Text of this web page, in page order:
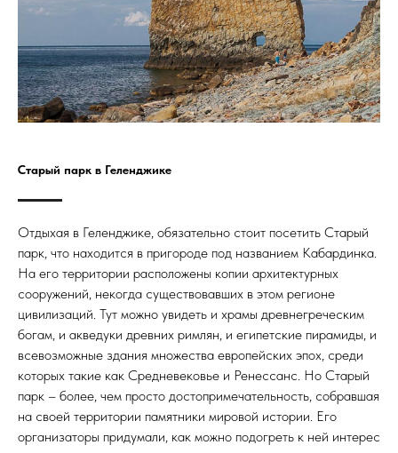
Старый парк в Геленджике
Отдыхая в Геленджике, обязательно стоит посетить Старый
парк, что находится в пригороде под названием Кабардинка.
На его территории расположены копии архитектурных
сооружений, некогда существовавших в этом регионе
цивилизаций. Тут можно увидеть и храмы древнегреческим
богам, и акведуки древних римлян, и египетские пирамиды, и
всевозможные здания множества европейских эпох, среди
которых такие как Средневековье и Ренессанс. Но Старый
парк – более, чем просто достопримечательность, собравшая
на своей территории памятники мировой истории. Его
организаторы придумали, как можно подогреть к ней интерес